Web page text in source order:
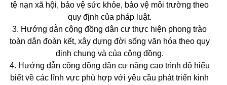
tệ nạn xã hội, bảo vệ sức khỏe, bảo vệ môi trường theo
quy định của pháp luật.
3. Hướng dẫn cộng đồng dân cư thực hiện phong trào
toàn dân đoàn kết, xây dựng đời sống văn hóa theo quy
định chung và của cộng đồng.
4. Hướng dẫn cộng đồng dân cư nâng cao trình độ hiểu
biết về các lĩnh vực phù hợp với yêu cầu phát triển kinh